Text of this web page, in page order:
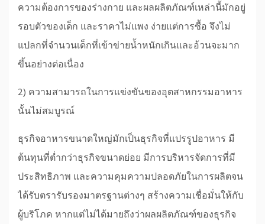
ความต้องการของร่างกาย และผลผลิตภัณฑ์เหล่านี้มักอยู่
รอบตัวของเด็ก และราคาไม่แพง ง่ายแต่การซื้อ จึงไม่
แปลกที่จำนวนเด็กที่เข้าข่ายน้ำหนักเกินและอ้วนจะมาก
ขึ้นอย่างต่อเนื่อง
2) ความสามารถในการแข่งขันของอุตสาหกรรมอาหาร
นั้นไม่สมบูรณ์
ธุรกิจอาหารขนาดใหญ่มักเป็นธุรกิจที่แปรรูปอาหาร มี
ต้นทุนที่ต่ำกว่าธุรกิจขนาดย่อย มีการบริหารจัดการที่มี
ประสิทธิภาพ และความคุมความปลอดภัยในการผลิตจน
ได้รับตรารับรองมาตรฐานต่างๆ สร้างความเชื่อมั่นให้กับ
ผู้บริโภค หากแต่ไม่ได้มายถึงว่าผลผลิตภัณฑ์ของธุรกิจ